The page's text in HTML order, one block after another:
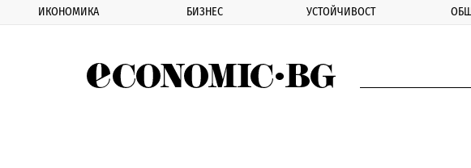
ИКОНОМИКА БИЗНЕС УСТОЙЧИВОСТ